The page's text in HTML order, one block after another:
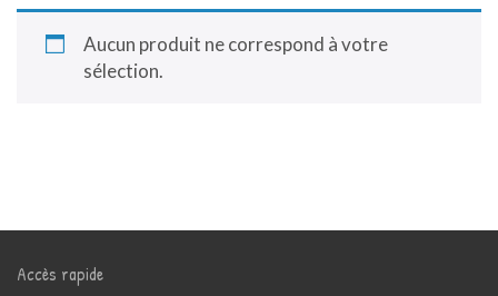
Aucun produit ne correspond à votre
sélection.
Accès rapide